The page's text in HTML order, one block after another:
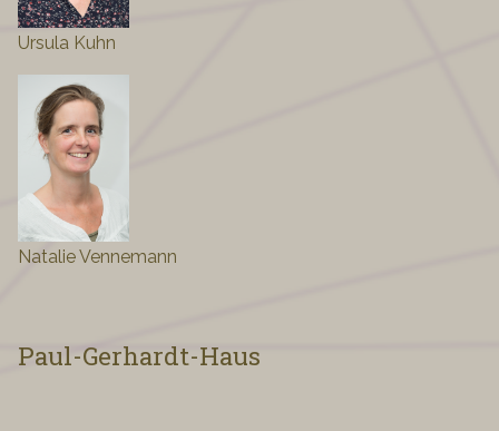
Ursula Kuhn
Natalie Vennemann
Paul-Gerhardt-Haus